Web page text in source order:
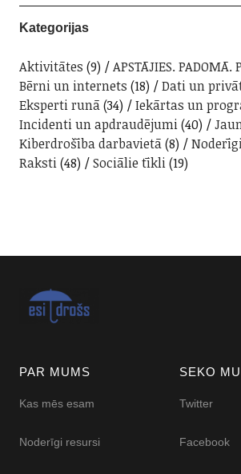
Kategorijas
Aktivitātes (9) APSTĀJIES. PADOMĀ.
Bērni un internets (18) Dati un
Eksperti runā(34) Iekārtas un
Incidenti un apdraudējumi(40)
Kiberdrošība darbavietā(8)
Raksti(48) Sociālie tīkli(19)
PAR MUMS
Kas mēs esam
Noderīgi resursi
SEKO
Twitter
Facebook